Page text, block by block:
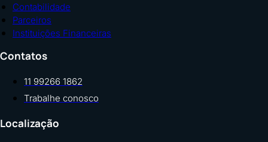
Contabilidade
Parceiros
Instituições Financeiras
Contatos
11 99266 1862
Trabalhe conosco
Localização